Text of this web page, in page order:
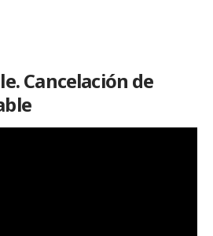
Cancelación de